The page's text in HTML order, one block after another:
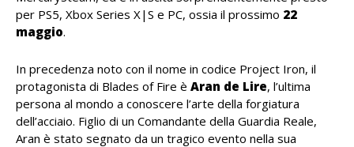
per PS5, Xbox Series X|S e PC, ossia il prossimo 22
maggio.
In precedenza noto con il nome in codice Project Iron, il
protagonista di Blades of Fire è Aran de Lire, l’ultima
persona al mondo a conoscere l’arte della forgiatura
dell’acciaio. Figlio di un Comandante della Guardia Reale,
Aran è stato segnato da un tragico evento nella sua